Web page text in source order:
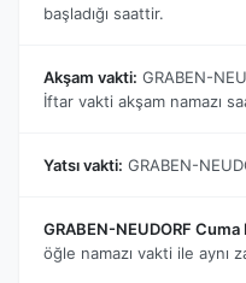
başladığı saattir.
Akşam vakti: GRABEN-
İftar vakti akşam namazı
Yatsı vakti: GRABEN-
GRABEN-NEUDORF Cuma
öğle namazı vakti ile aynı